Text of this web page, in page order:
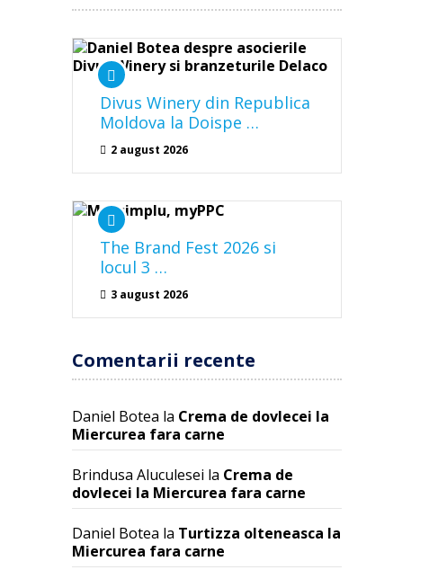
Divus Winery din Republica
Moldova la Doispe …
2 august 2026
The Brand Fest 2026 si
locul 3 …
3 august 2026
Comentarii recente
Daniel Botea la Crema de dovlecei la
Miercurea fara carne
Brindusa Aluculesei la Crema de
dovlecei la Miercurea fara carne
Daniel Botea la Turtizza olteneasca la
Miercurea fara carne